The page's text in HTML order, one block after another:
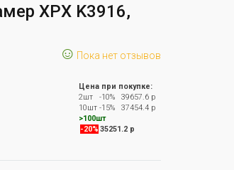
XPX K3916,
☺ Пока нет отзывов
Цена при покупке:
2шт
-10%
39657.6 р
10шт -15%
37454.4 р
>100шт
-20% 35251.2 р